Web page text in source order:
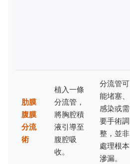
肋膜
腹膜
分流
術
植入一條
分流管，
將胸腔積
液引導至
腹腔吸
收。
分流管可
能堵塞、
感染或需
要手術調
整，並非
處理根本
滲漏。